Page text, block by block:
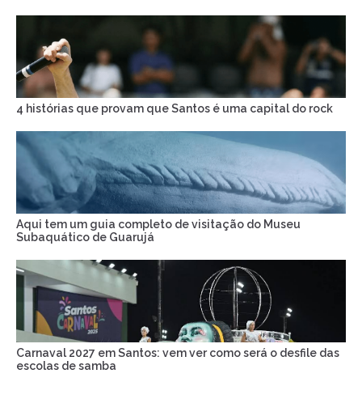
4 histórias que provam que Santos é uma capital do rock
Aqui tem um guia completo de visitação do Museu
Subaquático de Guarujá
Carnaval 2027 em Santos: vem ver como será o desfile das
escolas de samba